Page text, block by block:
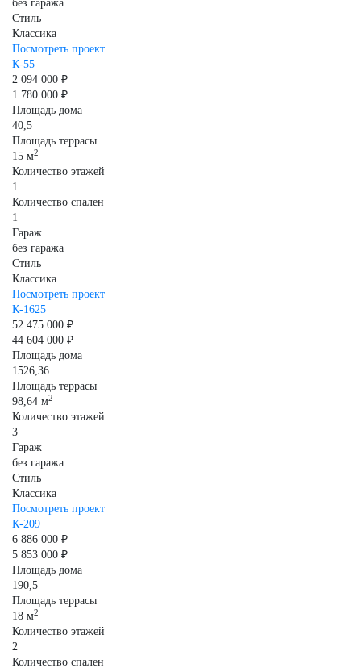
без гаража
Стиль
Классика
Посмотреть проект
К-55
2 094 000 ₽
1 780 000 ₽
Площадь дома
40,5
Площадь террасы
15 м2
Количество этажей
1
Количество спален
1
Гараж
без гаража
Стиль
Классика
Посмотреть проект
К-1625
52 475 000 ₽
44 604 000 ₽
Площадь дома
1526,36
Площадь террасы
98,64 м2
Количество этажей
3
Гараж
без гаража
Стиль
Классика
Посмотреть проект
К-209
6 886 000 ₽
5 853 000 ₽
Площадь дома
190,5
Площадь террасы
18 м2
Количество этажей
2
Количество спален